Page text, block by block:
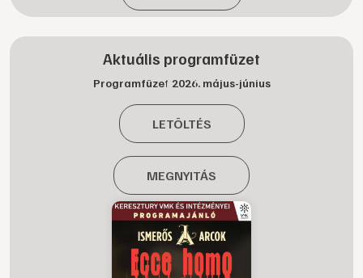
Aktuális programfüzet
Programfüzet 2026. május-június
LETÖLTÉS
MEGNYITÁS